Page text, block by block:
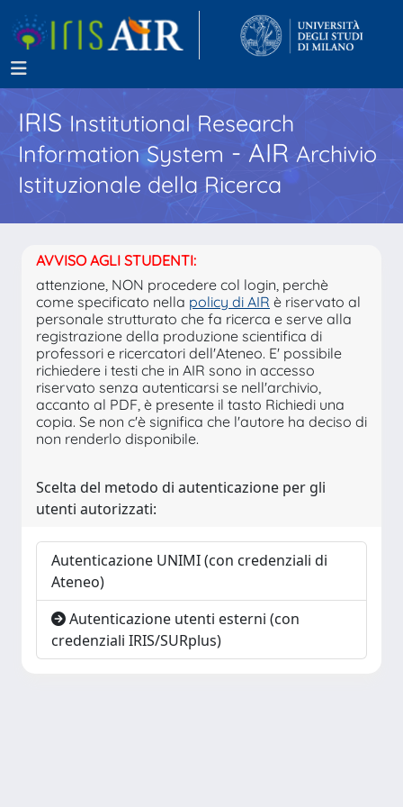
IRISInstitutional Research
Information System - AIR Archivio
Istituzionale della Ricerca
AVVISO AGLI STUDENTI:
attenzione, NON procedere col login, perchè
come specificato nella policy di AIR è riservato al
personale strutturato che fa ricerca e serve alla
registrazione della produzione scientifica di
professori e ricercatori dell'Ateneo. E' possibile
richiedere i testi che in AIR sono in accesso
riservato senza autenticarsi se nell'archivio,
accanto al PDF, è presente il tasto Richiedi una
copia. Se non c'è significa che l'autore ha deciso di
non renderlo disponibile.
Scelta del metodo di autenticazione per gli
utenti autorizzati:
Autenticazione UNIMI (con credenziali di
Ateneo)
Autenticazione utenti esterni (con
credenziali IRIS/SURplus)